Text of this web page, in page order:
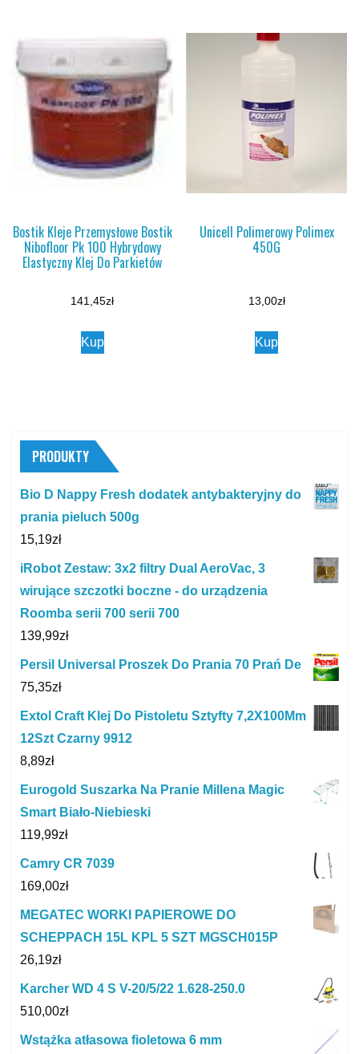
Bostik Kleje Przemysłowe Bostik
Nibofloor Pk 100 Hybrydowy
Elastyczny Klej Do Parkietów
141,45zł
Kup
Unicell Polimerowy Polimex
450G
13,00zł
Kup
PRODUKTY
Bio D Nappy Fresh dodatek antybakteryjny do
prania pieluch 500g
15,19zł
iRobot Zestaw: 3x2 filtry Dual AeroVac, 3
wirujące szczotki boczne - do urządzenia
Roomba serii 700 serii 700
139,99zł
Persil Universal Proszek Do Prania 70 Prań De
75,35zł
Extol Craft Klej Do Pistoletu Sztyfty 7,2X100Mm
12Szt Czarny 9912
8,89zł
Eurogold Suszarka Na Pranie Millena Magic
Smart Biało-Niebieski
119,99zł
Camry CR 7039
169,00zł
MEGATEC WORKI PAPIEROWE DO
SCHEPPACH 15L KPL 5 SZT MGSCH015P
26,19zł
Karcher WD 4 S V-20/5/22 1.628-250.0
510,00zł
Wstążka atłasowa fioletowa 6 mm